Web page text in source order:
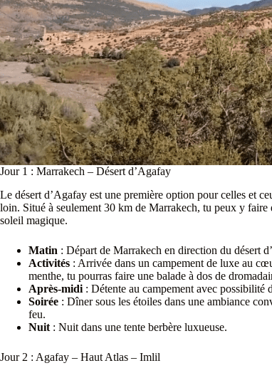
Jour 1 : Marrakech – Désert d’Agafay
Le désert d’Agafay est une première option pour celles et
loin. Situé à seulement 30 km de Marrakech, tu peux y
soleil magique.
Matin : Départ de Marrakech en direction du désert
Activités : Arrivée dans un campement de luxe au
menthe, tu pourras faire une balade à dos de
Après-midi : Détente au campement avec
Soirée : Dîner sous les étoiles dans une ambiance
feu.
Nuit : Nuit dans une tente berbère luxueuse.
Jour 2 : Agafay – Haut Atlas – Imlil